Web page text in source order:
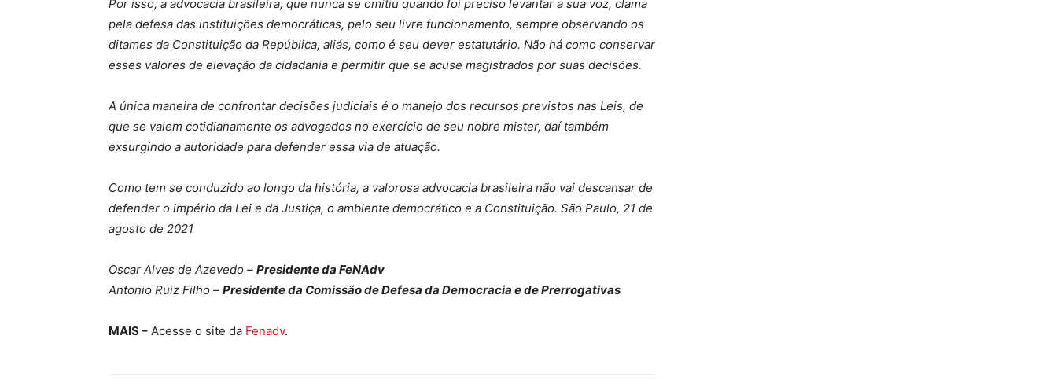
Por isso, a advocacia brasileira, que nunca se omitiu quando foi preciso levantar a sua voz, clama
pela defesa das instituições democráticas, pelo seu livre funcionamento, sempre observando os
ditames da Constituição da República, aliás, como é seu dever estatutário. Não há como conservar
esses valores de elevação da cidadania e permitir que se acuse magistrados por suas decisões.
A única maneira de confrontar decisões judiciais é o manejo dos recursos previstos nas Leis, de
que se valem cotidianamente os advogados no exercício de seu nobre mister, daí também
exsurgindo a autoridade para defender essa via de atuação.
Como tem se conduzido ao longo da história, a valorosa advocacia brasileira não vai descansar de
defender o império da Lei e da Justiça, o ambiente democrático e a Constituição. São Paulo, 21 de
agosto de 2021
Oscar Alves de Azevedo – Presidente da FeNAdv
Antonio Ruiz Filho – Presidente da Comissão de Defesa da Democracia e de Prerrogativas
MAIS – Acesse o site da Fenadv.